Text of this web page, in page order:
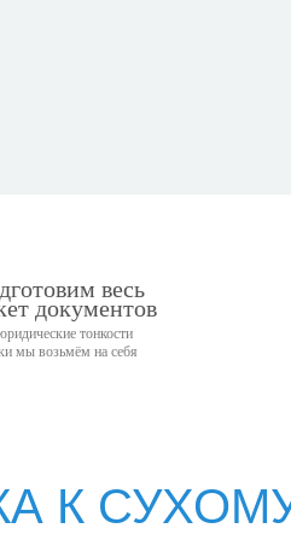
весь
документов
тонкости
мы возьмём на себя
К